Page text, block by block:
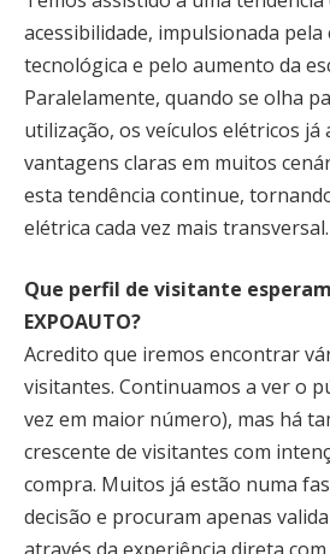
acessibilidade, impulsionada pela
tecnológica e pelo aumento da
Paralelamente, quando se olha
utilização, os veículos elétricos já
vantagens claras em muitos
esta tendência continue,
elétrica cada vez mais transversal.
Que perfil de visitante
EXPOAUTO?
Acredito que iremos encontrar
visitantes. Continuamos a ver o
vez em maior número), mas há
crescente de visitantes com
compra. Muitos já estão numa
decisão e procuram apenas